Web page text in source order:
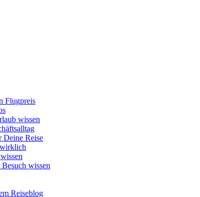
Flugpreis
wissen
Deine Reise
wissen
Reiseblog